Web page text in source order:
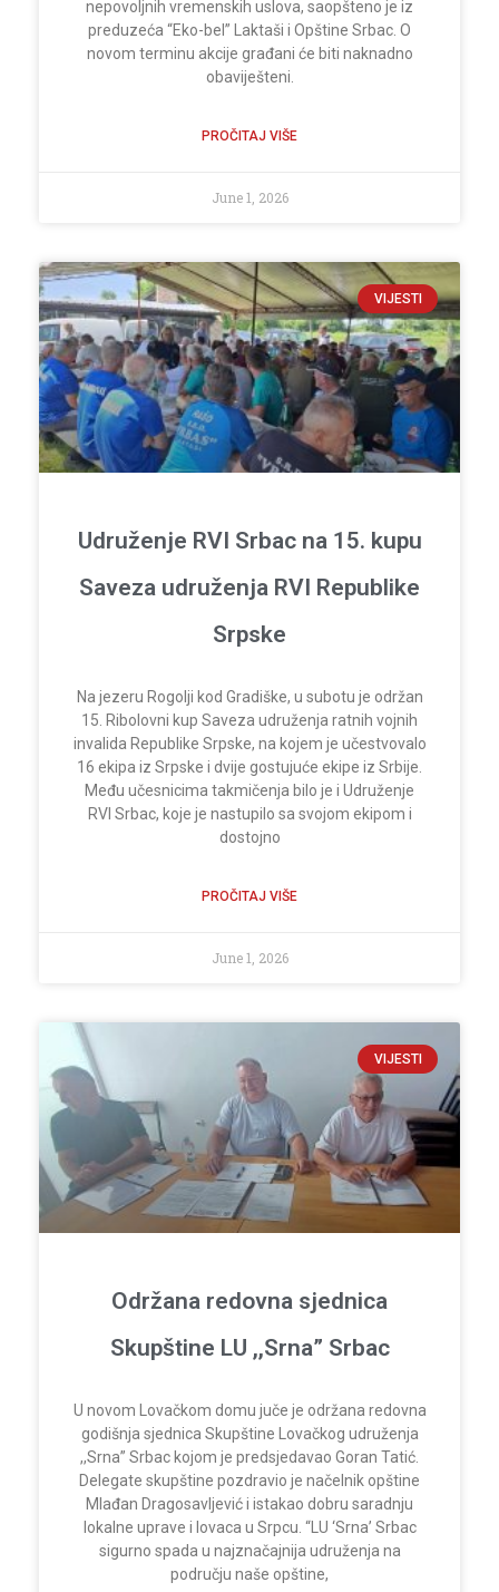
nepovoljnih vremenskih uslova, saopšteno je iz
preduzeća “Eko-bel” Laktaši i Opštine Srbac. O
novom terminu akcije građani će biti naknadno
obaviješteni.
PROČITAJ VIŠE
June 1, 2026
VIJESTI
Udruženje RVI Srbac na 15. kupu
Saveza udruženja RVI Republike
Srpske
Na jezeru Rogolji kod Gradiške, u subotu je održan
15. Ribolovni kup Saveza udruženja ratnih vojnih
invalida Republike Srpske, na kojem je učestvovalo
16 ekipa iz Srpske i dvije gostujuće ekipe iz Srbije.
Među učesnicima takmičenja bilo je i Udruženje
RVI Srbac, koje je nastupilo sa svojom ekipom i
dostojno
PROČITAJ VIŠE
June 1, 2026
VIJESTI
Održana redovna sjednica
Skupštine LU ,,Srna” Srbac
U novom Lovačkom domu juče je održana redovna
godišnja sjednica Skupštine Lovačkog udruženja
,,Srna” Srbac kojom je predsjedavao Goran Tatić.
Delegate skupštine pozdravio je načelnik opštine
Mlađan Dragosavljević i istakao dobru saradnju
lokalne uprave i lovaca u Srpcu. “LU ‘Srna’ Srbac
sigurno spada u najznačajnija udruženja na
području naše opštine,